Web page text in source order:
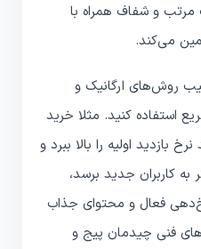
و شفاف همراه با
می‌کند.
روش‌های ارگانیک و
استفاده کنید. مثلا خرید
بازدید اولیه را بالا ببرد و
کاربران جدید برسد،
فعال و محتوای جذاب
فنی چیدمان پیج و